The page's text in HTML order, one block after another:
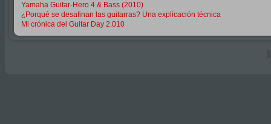
Yamaha Guitar-Hero 4 & Bass (2010)
¿Porqué se desafinan las guitarras? Una explicación técnica
Mi crónica del Guitar Day 2.010